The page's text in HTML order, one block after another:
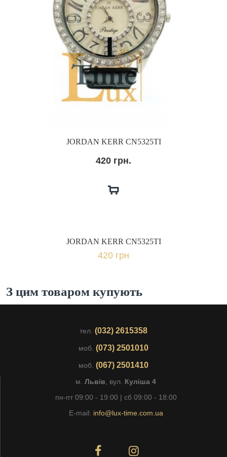
JORDAN KERR CN5325TI
420 грн.
JORDAN KERR CN5325TI
420 грн
З цим товаром купують
тел. (032) 2615358
моб. (073) 2501010
моб. (067) 2501410
м. Львів , вул. Куліша 4
пн-пт 09:00 - 19:00 | сб 09:00 - 18:00
E-mail: info@lux-time.com.ua